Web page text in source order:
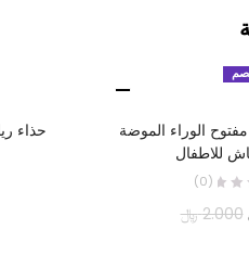
حذاء
الوراء الموضة
للاطفال
(0)
السعر
2.000 ﷼السعر